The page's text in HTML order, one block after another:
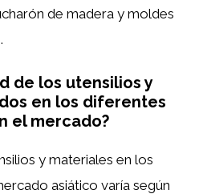
de madera y moldes
de los utensilios y
en los diferentes
el mercado?
y materiales en los
asiático varía según